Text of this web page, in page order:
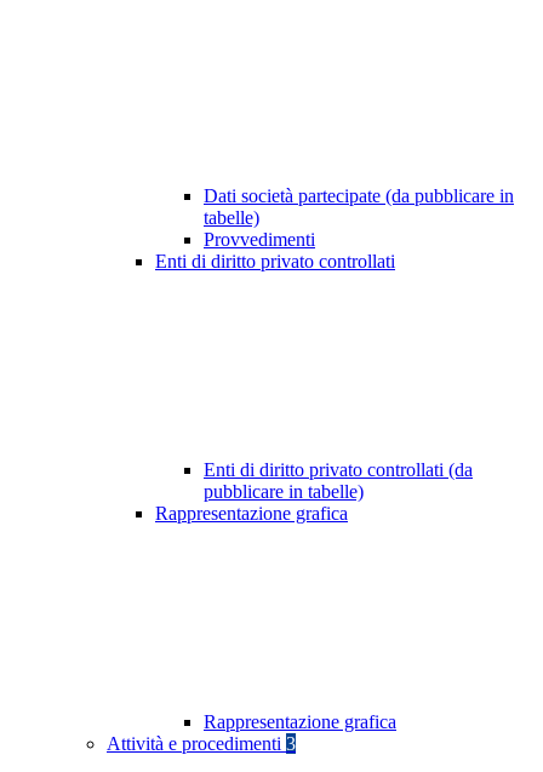
Dati società partecipate (da pubblicare in
tabelle)
Provvedimenti
Enti di diritto privato controllati
Enti di diritto privato controllati (da
pubblicare in tabelle)
Rappresentazione grafica
Rappresentazione grafica
Attività e procedimenti 3